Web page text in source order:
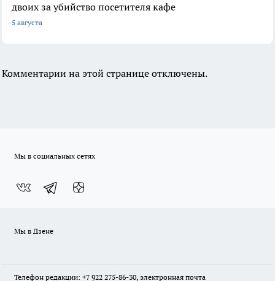
двоих за убийство посетителя кафе
5 августа
Комментарии на этой странице отключены.
Мы в социальных сетях
Мы в Дзене
Телефон редакции: +7 922 275-86-30, электронная почта